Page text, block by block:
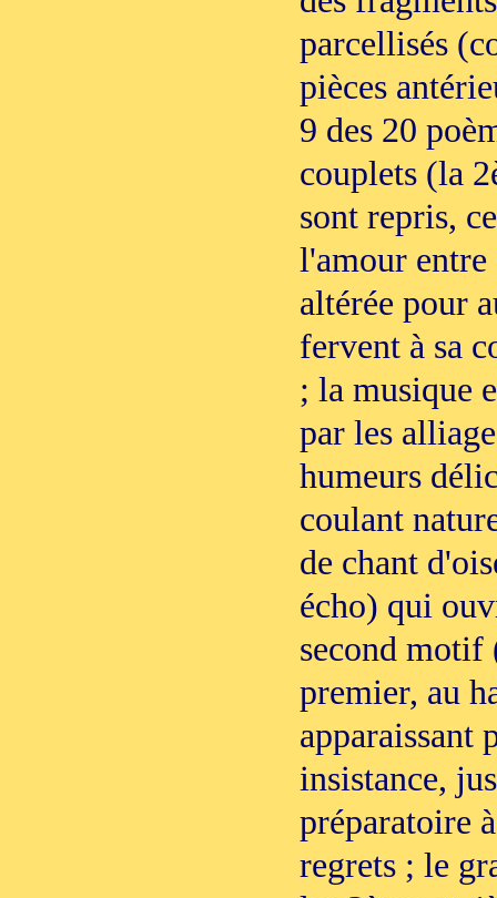
parcellisés
pièces
9 des 20
couplets (la
sont repris,
l'amour entre
altérée pour
fervent à sa
; la musique
par les
humeurs
coulant
de chant
écho) qui
second motif
premier, au
apparaissant
insistance,
préparatoire
regrets ; le